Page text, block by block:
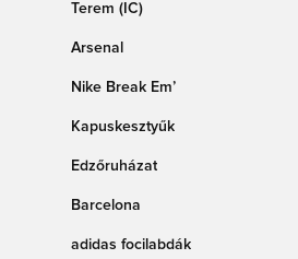
Terem (IC)
Arsenal
Nike Break Em’
Kapuskesztyűk
Edzőruházat
Barcelona
adidas focilabdák